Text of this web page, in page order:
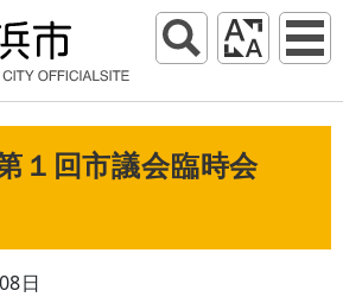
１回市議会臨時会
日